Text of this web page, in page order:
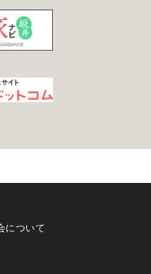
について